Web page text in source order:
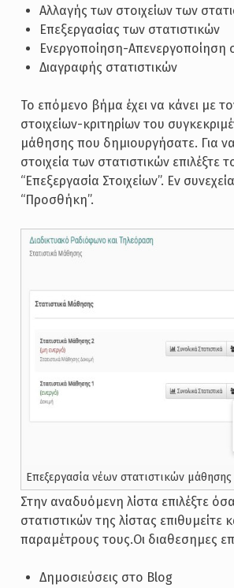
Αλλαγής των στοιχείων των
Επεξεργασίας των στατιστικών
Ενεργοποίηση-Απενεργοποίηση
Διαγραφής στατιστικών
Το επόμενο βήμα έχει να κάνει με
στοιχείων-κριτηρίων του
μάθησης που δημιουργήσατε. Για
στοιχεία των στατιστικών επιλέξτε
“Επεξεργασία Στοιχείων”. Εν
“Προσθήκη”.
Επεξεργασία νέων στατιστικών μάθησης
Στην αναδυόμενη λίστα επιλέξτε
στατιστικών της λίστας επιθυμείτε
παραμέτρους τους.Οι διαθεσημες
Δημοσιεύσεις στο Blog